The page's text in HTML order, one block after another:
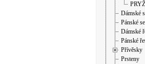
Dámské
Pánské
Dámské
Pánské
Přívěsky
Prsteny